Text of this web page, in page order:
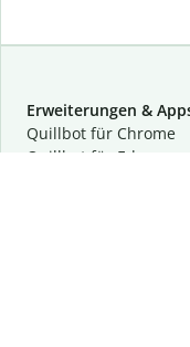
Erweiterungen &
Quillbot für Chrome
Quillbot für Edge